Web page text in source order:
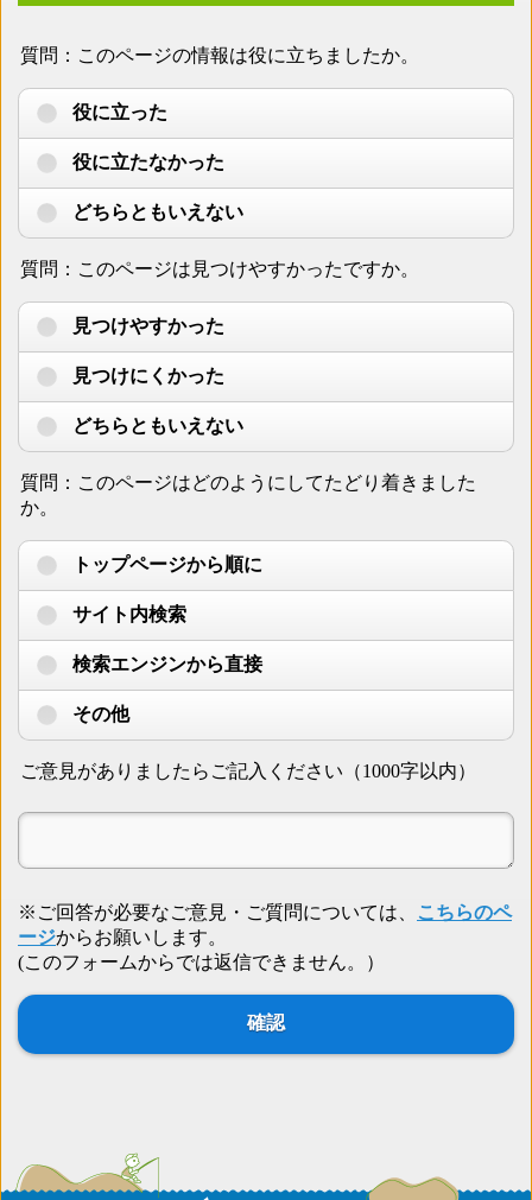
質問：このページの情報は役に立ちましたか。
役に立った
役に立たなかった
どちらともいえない
質問：このページは見つけやすかったですか。
見つけやすかった
見つけにくかった
どちらともいえない
質問：このページはどのようにしてたどり着きました
か。
トップページから順に
サイト内検索
検索エンジンから直接
その他
ご意見がありましたらご記入ください（1000字以内）
※ご回答が必要なご意見・ご質問については、
こちらのペ
ージからお願いします。
(このフォームからでは返信できません。）